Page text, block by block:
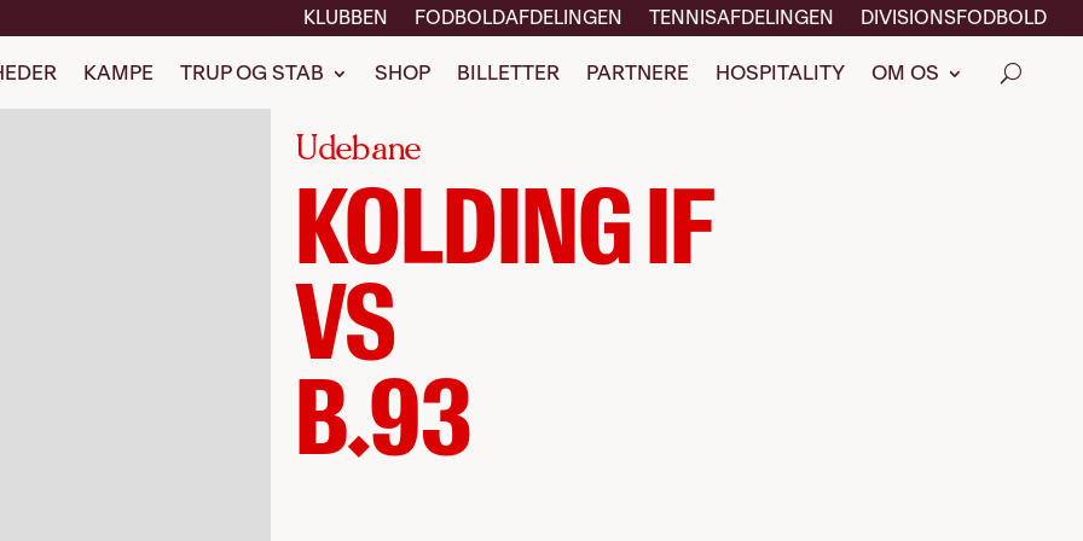
KLUBBEN FODBOLDAFDELINGEN TENNISAFDELINGEN DIVISIONSFODBOLD
KAMPE TRUP OG STAB SHOP BILLETTER PARTNERE HOSPITALITY OM OS
Udebane
KOLDING IF
VS
B.93